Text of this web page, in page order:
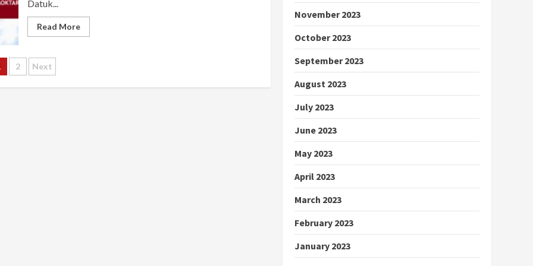
Datuk...
Read More
2 Next
November 2023
October 2023
September 2023
August 2023
July 2023
June 2023
May 2023
April 2023
March 2023
February 2023
January 2023